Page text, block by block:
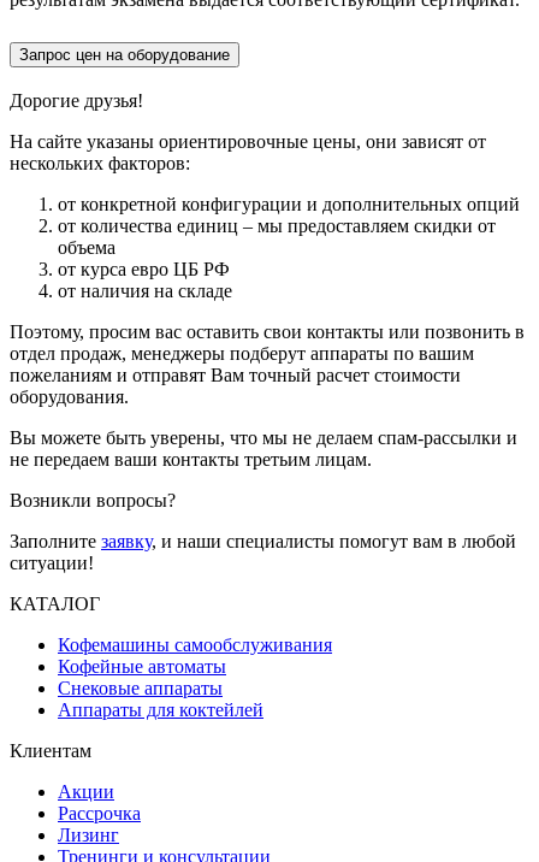
Запрос цен на оборудование
Дорогие друзья!
На сайте указаны ориентировочные цены, они зависят от
нескольких факторов:
от конкретной конфигурации и дополнительных опций
от количества единиц – мы предоставляем скидки от
объема
от курса евро ЦБ РФ
от наличия на складе
Поэтому, просим вас оставить свои контакты или позвонить в
отдел продаж, менеджеры подберут аппараты по вашим
пожеланиям и отправят Вам точный расчет стоимости
оборудования.
Вы можете быть уверены, что мы не делаем спам-рассылки и
не передаем ваши контакты третьим лицам.
Возникли вопросы?
Заполните заявку, и наши специалисты помогут вам в любой
ситуации!
КАТАЛОГ
Кофемашины самообслуживания
Кофейные автоматы
Снековые аппараты
Аппараты для коктейлей
Клиентам
Акции
Рассрочка
Лизинг
Тренинги и консультации